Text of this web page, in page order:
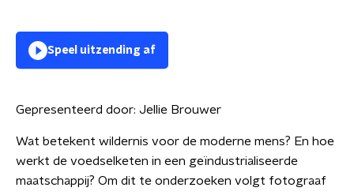
Speel uitzending af
Gepresenteerd door: Jellie Brouwer
Wat betekent wildernis voor de moderne mens? En hoe
werkt de voedselketen in een geïndustrialiseerde
maatschappij? Om dit te onderzoeken volgt fotograaf